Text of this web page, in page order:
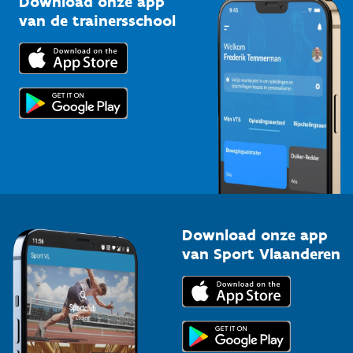
Bedrijven
Trainers en begeleiders
Topsporters
Downloads
Voor de pers
van de trainersschool
Download onze app
van Sport Vlaanderen